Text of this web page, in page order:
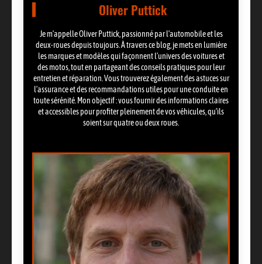
Oliver Puttick
Je m’appelle Oliver Puttick, passionné par l’automobile et les
deux-roues depuis toujours. À travers ce blog, je mets en lumière
les marques et modèles qui façonnent l’univers des voitures et
des motos, tout en partageant des conseils pratiques pour leur
entretien et réparation. Vous trouverez également des astuces sur
l’assurance et des recommandations utiles pour une conduite en
toute sérénité. Mon objectif : vous fournir des informations claires
et accessibles pour profiter pleinement de vos véhicules, qu’ils
soient sur quatre ou deux roues.